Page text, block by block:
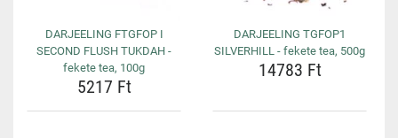
DARJEELING FTGFOP I
SECOND FLUSH TUKDAH -
fekete tea, 100g
5217 Ft
DARJEELING TGFOP1
SILVERHILL - fekete tea, 500g
14783 Ft